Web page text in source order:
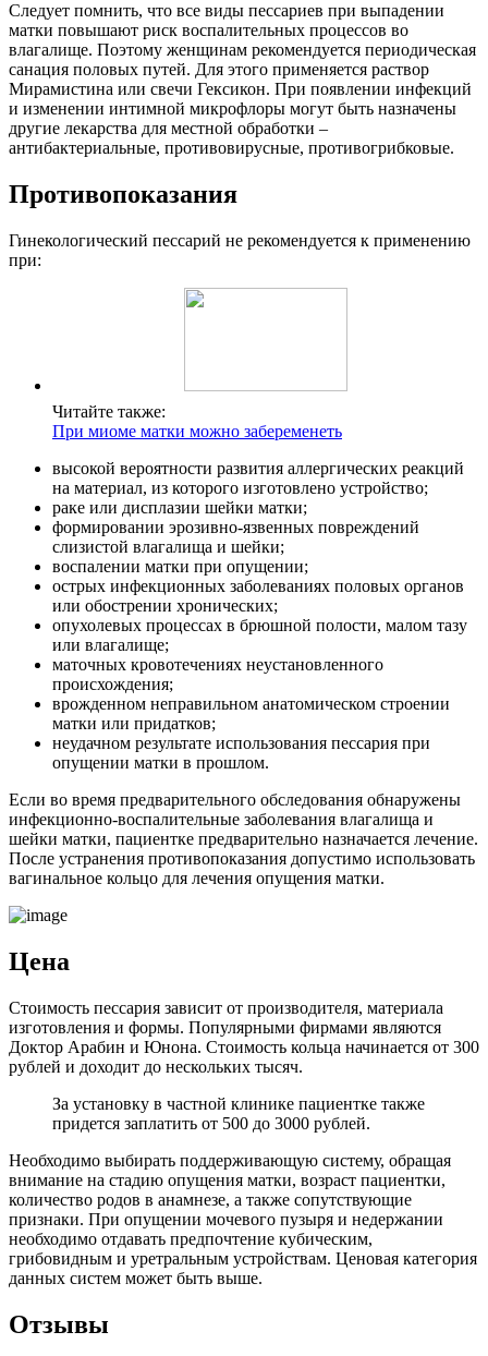
Следует помнить, что все виды пессариев при выпадении
матки повышают риск воспалительных процессов во
влагалище. Поэтому женщинам рекомендуется периодическая
санация половых путей. Для этого применяется раствор
Мирамистина или свечи Гексикон. При появлении инфекций
и изменении интимной микрофлоры могут быть назначены
другие лекарства для местной обработки –
антибактериальные, противовирусные, противогрибковые.
Противопоказания
Гинекологический пессарий не рекомендуется к применению
при:
Читайте также:
При миоме матки можно забеременеть
высокой вероятности развития аллергических реакций
на материал, из которого изготовлено устройство;
раке или дисплазии шейки матки;
формировании эрозивно-язвенных повреждений
слизистой влагалища и шейки;
воспалении матки при опущении;
острых инфекционных заболеваниях половых органов
или обострении хронических;
опухолевых процессах в брюшной полости, малом тазу
или влагалище;
маточных кровотечениях неустановленного
происхождения;
врожденном неправильном анатомическом строении
матки или придатков;
неудачном результате использования пессария при
опущении матки в прошлом.
Если во время предварительного обследования обнаружены
инфекционно-воспалительные заболевания влагалища и
шейки матки, пациентке предварительно назначается лечение.
После устранения противопоказания допустимо использовать
вагинальное кольцо для лечения опущения матки.
Цена
Стоимость пессария зависит от производителя, материала
изготовления и формы. Популярными фирмами являются
Доктор Арабин и Юнона. Стоимость кольца начинается от 300
рублей и доходит до нескольких тысяч.
За установку в частной клинике пациентке также
придется заплатить от 500 до 3000 рублей.
Необходимо выбирать поддерживающую систему, обращая
внимание на стадию опущения матки, возраст пациентки,
количество родов в анамнезе, а также сопутствующие
признаки. При опущении мочевого пузыря и недержании
необходимо отдавать предпочтение кубическим,
грибовидным и уретральным устройствам. Ценовая категория
данных систем может быть выше.
Отзывы